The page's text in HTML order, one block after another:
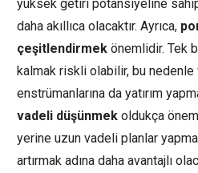
yüksek getiri potansiyeline
daha akıllıca olacaktır. Ayrıca,
çeşitlendirmek önemlidir. Tek
kalmak riskli olabilir, bu nedenle
enstrümanlarına da yatırım
vadeli düşünmek oldukça
yerine uzun vadeli planlar
artırmak adına daha avantajlı